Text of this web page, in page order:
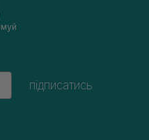
підписатись